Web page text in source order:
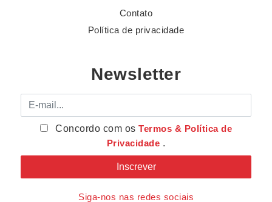
Contato
Política de privacidade
Newsletter
E-mail
Concordo com osTermos & Política de
Privacidade .
Siga-nos nas redes sociais